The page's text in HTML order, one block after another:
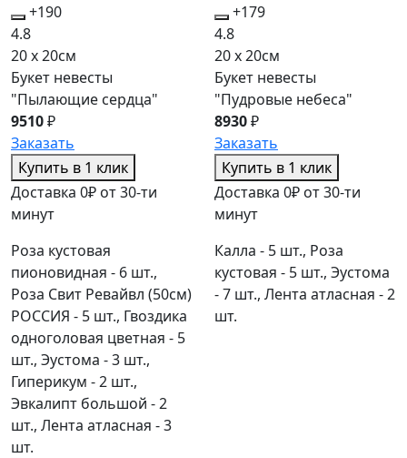
+190
4.8
20 x 20см
Букет невесты
"Пылающие сердца"
9510₽
Заказать
Купить в 1 клик
Доставка 0₽ от 30-ти
минут
Роза кустовая
пионовидная - 6 шт.,
Роза Свит Ревайвл (50см)
РОССИЯ - 5 шт., Гвоздика
одноголовая цветная - 5
шт., Эустома - 3 шт.,
Гиперикум - 2 шт.,
Эвкалипт большой - 2
шт., Лента атласная - 3
шт.
+179
4.8
20 x 20см
Букет невесты
"Пудровые небеса"
8930₽
Заказать
Купить в 1 клик
Доставка 0₽ от 30-ти
минут
Калла - 5 шт., Роза
кустовая - 5 шт., Эустома
- 7 шт., Лента атласная - 2
шт.